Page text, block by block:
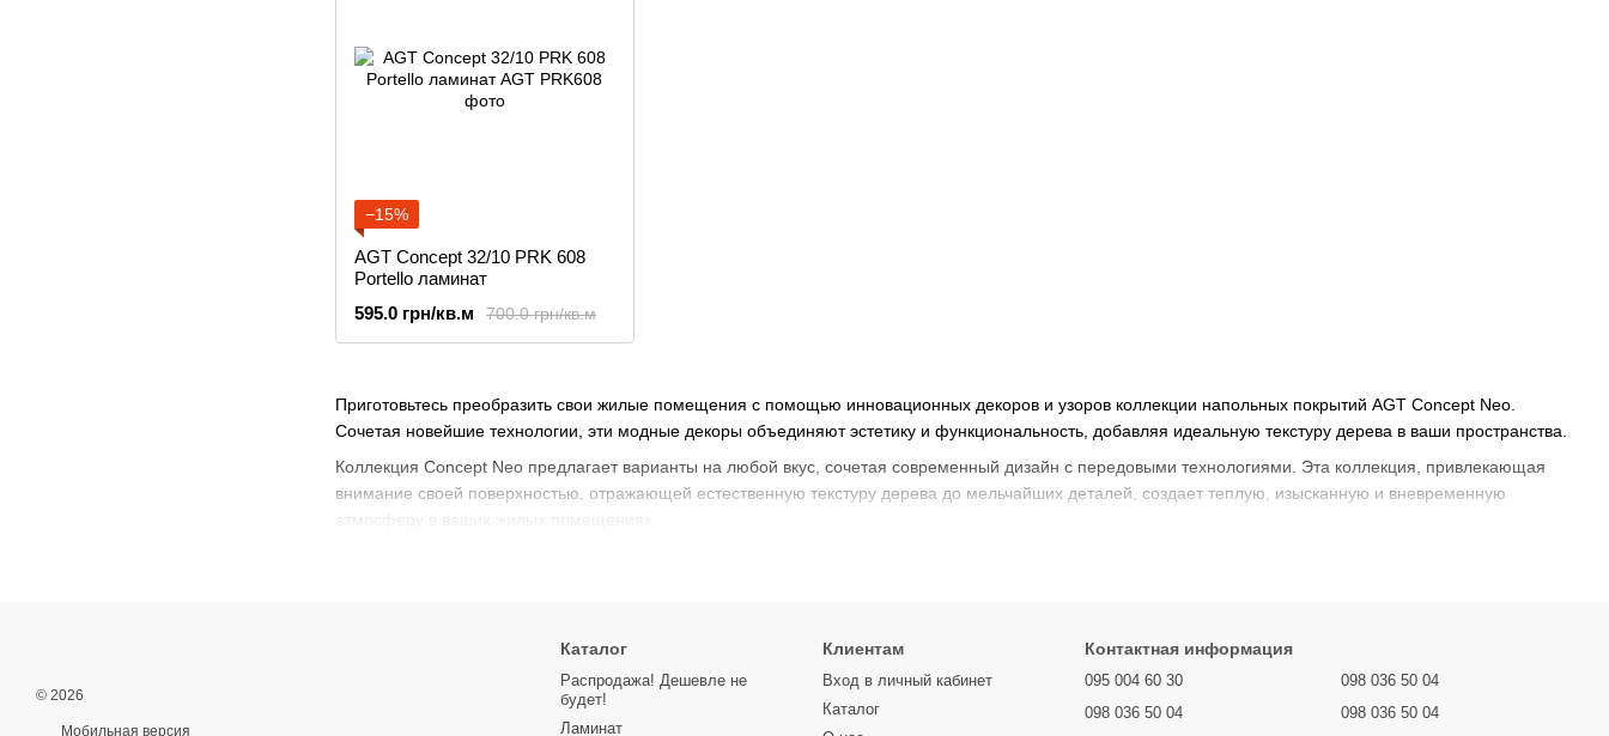
Приготовьтесь преобразить свои жилые помещения с помощью инновационных декоров и узоров коллекции напольных покрытий AGT Concept Neo.
Сочетая новейшие технологии, эти модные декоры объединяют эстетику и функциональность, добавляя идеальную текстуру дерева в ваши пространства.
Коллекция Concept Neo предлагает варианты на любой вкус, сочетая современный дизайн с передовыми технологиями. Эта коллекция, привлекающая
внимание своей поверхностью, отражающей естественную текстуру дерева до мельчайших деталей, создает теплую, изысканную и вневременную
−15%
AGT Concept 32/10 PRK 608
Portello ламинат
700.0 грн/кв.м
595.0 грн/кв.м
© 2026
Мобильная версия
Каталог
Распродажа! Дешевле не
будет!
Ламинат
Клиентам
Вход в личный кабинет
Каталог
Контактная информация
095 004 60 30
098 036 50 04
098 036 50 04
098 036 50 04